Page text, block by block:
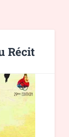
Récit